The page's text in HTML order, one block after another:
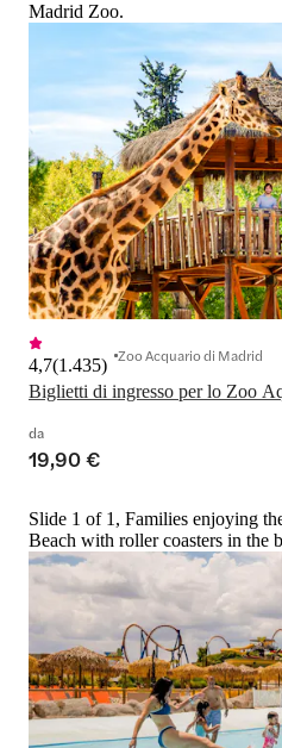
Madrid Zoo.
Biglietti di ingresso per lo Zoo
4,7(1.435) Zoo Acquario di Madrid
da
19,90 €
Slide 1 of 1, Families enjoying
Beach with roller coasters in the